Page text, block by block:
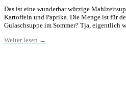
Das ist eine wunderbar würzige
Kartoffeln und Paprika. Die Menge ist für
Gulaschsuppe im Sommer? Tja, eigentlich
Weiter lesen →